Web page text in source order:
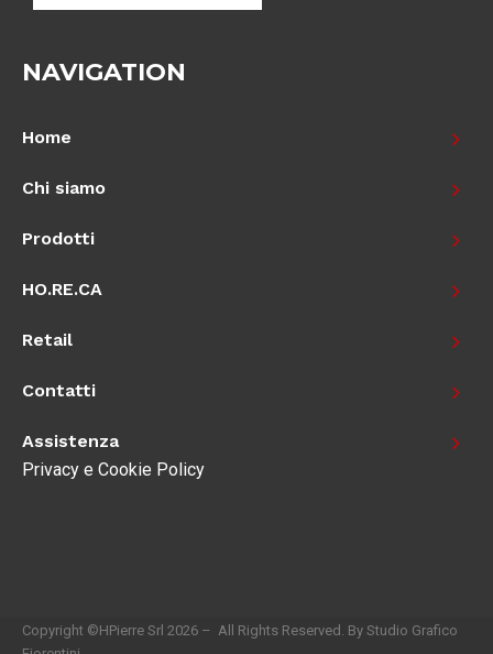
NAVIGATION
Home
Chi siamo
Prodotti
HO.RE.CA
Retail
Contatti
Assistenza
Privacy e Cookie Policy
Copyright ©HPierre Srl 2026 – All Rights Reserved. By Studio Grafico